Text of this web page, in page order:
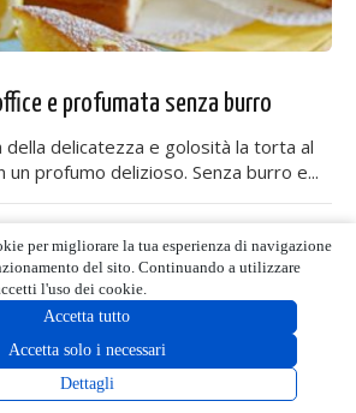
e profumata senza burro
della delicatezza e golosità la torta al
un profumo delizioso. Senza burro e...
per migliorare la tua esperienza di navigazione
del sito. Continuando a utilizzare
l'uso dei cookie.
Accetta tutto
Accetta solo i necessari
Dettagli